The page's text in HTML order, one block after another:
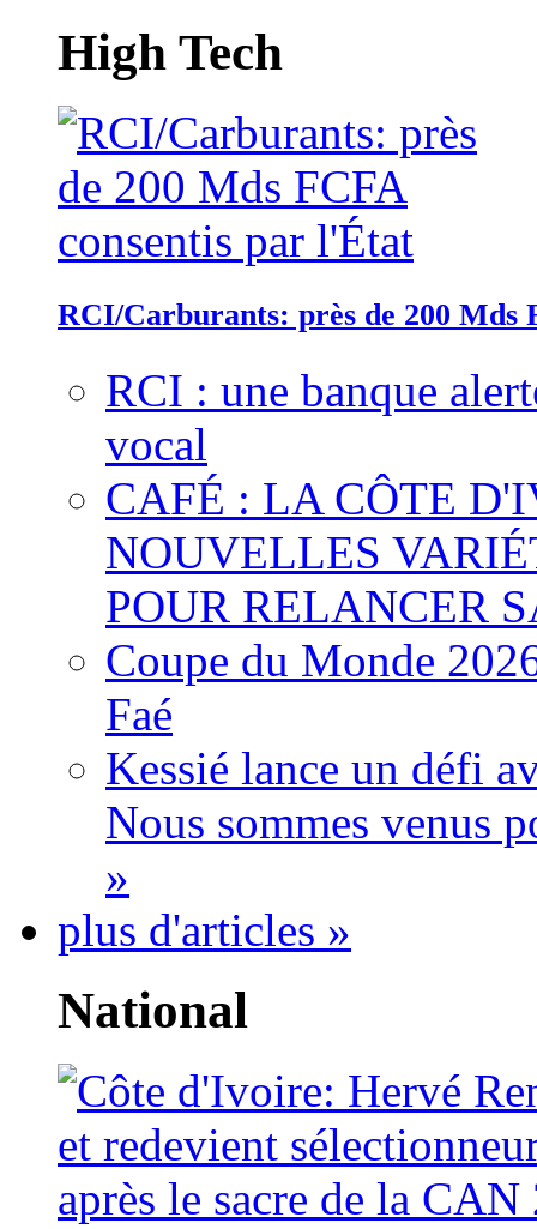
High Tech
RCI/Carburants: près de 200 Mds
RCI : une banque
vocal
CAFÉ : LA CÔTE
NOUVELLES
POUR RELANCER
Coupe du Monde
Faé
Kessié lance un défi
Nous sommes venus
»
plus d'articles »
National